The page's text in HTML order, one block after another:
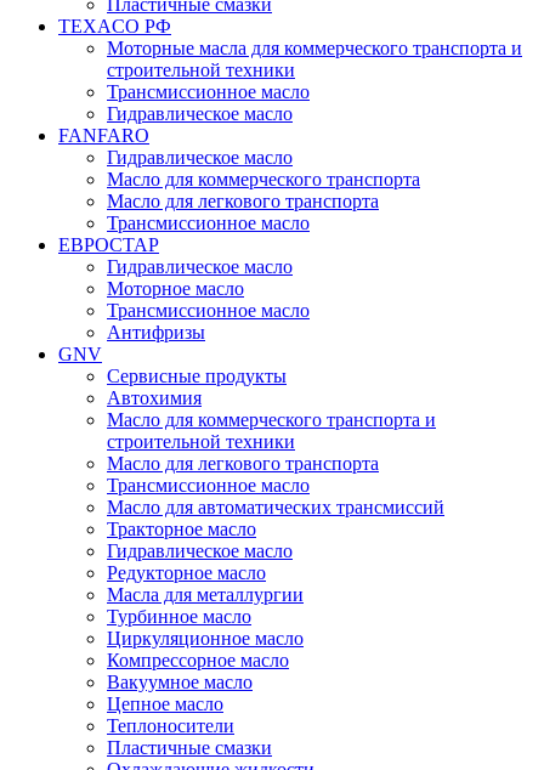
Пластичные смазки
TEXACO РФ
Моторные масла для коммерческого транспорта и
строительной техники
Трансмиссионное масло
Гидравлическое масло
FANFARO
Гидравлическое масло
Масло для коммерческого транспорта
Масло для легкового транспорта
Трансмиссионное масло
ЕВРОСТАР
Гидравлическое масло
Моторное масло
Трансмиссионное масло
Антифризы
GNV
Сервисные продукты
Автохимия
Масло для коммерческого транспорта и
строительной техники
Масло для легкового транспорта
Трансмиссионное масло
Масло для автоматических трансмиссий
Тракторное масло
Гидравлическое масло
Редукторное масло
Масла для металлургии
Турбинное масло
Циркуляционное масло
Компрессорное масло
Вакуумное масло
Цепное масло
Теплоносители
Пластичные смазки